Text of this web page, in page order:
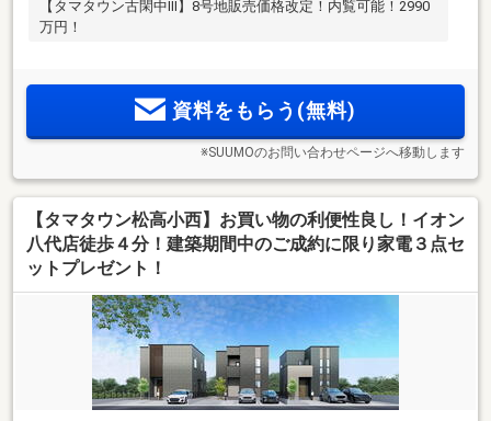
【タマタウン古閑中Ⅲ】8号地販売価格改定！内覧可能！2990
万円！
資料をもらう(無料)
※SUUMOのお問い合わせページへ移動します
【タマタウン松高小西】お買い物の利便性良し！イオン
八代店徒歩４分！建築期間中のご成約に限り家電３点セ
ットプレゼント！